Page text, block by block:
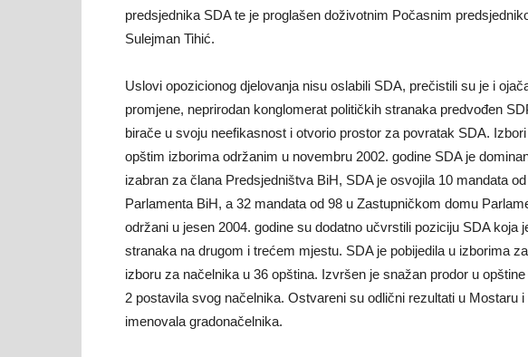
predsjednika SDA te je proglašen doživotnim Počasnim
Sulejman Tihić.
Uslovi opozicionog djelovanja nisu oslabili SDA, prečistili su je i
promjene, neprirodan konglomerat političkih stranaka predvođen
birače u svoju neefikasnost i otvorio prostor za povratak SDA.
opštim izborima održanim u novembru 2002. godine SDA je
izabran za člana Predsjedništva BiH, SDA je osvojila 10 mandata
Parlamenta BiH, a 32 mandata od 98 u Zastupničkom domu
održani u jesen 2004. godine su dodatno učvrstili poziciju SDA koja
stranaka na drugom i trećem mjestu. SDA je pobijedila u izborima
izboru za načelnika u 36 opština. Izvršen je snažan prodor u
2 postavila svog načelnika. Ostvareni su odlični rezultati u Mostaru
imenovala gradonačelnika.